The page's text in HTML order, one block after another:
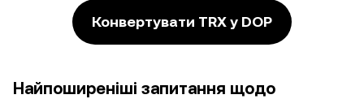
Конвертувати TRX у DOP
Найпоширеніші запитання щодо